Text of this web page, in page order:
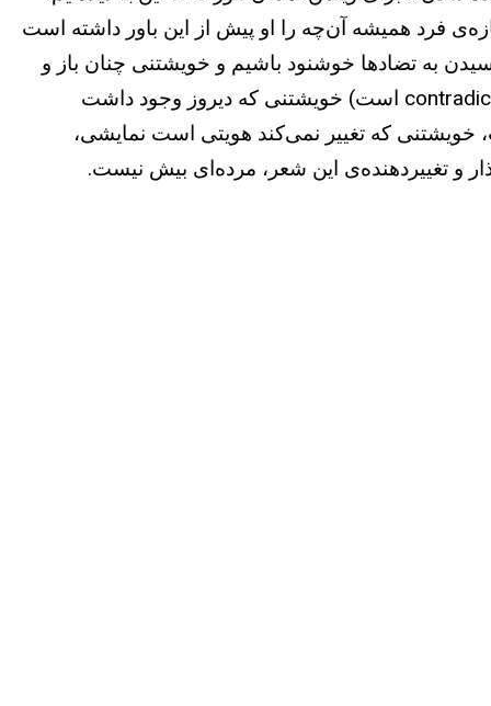
فرد همیشه آن‌چه را او پیش از این باور داشته است
به تضادها خوشنود باشیم و خویشتنی چنان باز و
آگاه پرورش دهیم که از «صحبت کردن علیه» (که معنی ریشه‌ی واژه‌ی contradict است) خویشتنی که دیروز وجود داشت
که تغییر نمی‌کند هویتی است نمایشی،
و تغییردهنده‌ی این شعر، مرده‌ای بیش نیست.